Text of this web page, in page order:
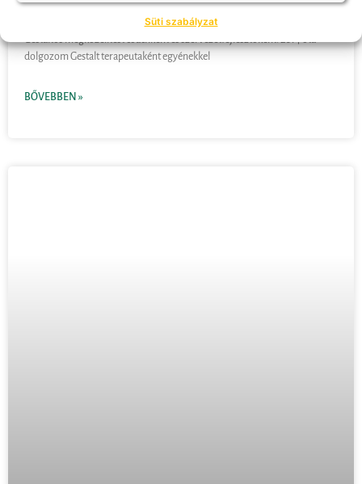
Süti szabályzat
Eredeti végzettségem szerint közgazdász vagyok, 2006 óta használom a
Gestaltos megközelítést coachként és szervezetfejlesztőként. 2014 óta
dolgozom Gestalt terapeutaként egyénekkel
BŐVEBBEN »